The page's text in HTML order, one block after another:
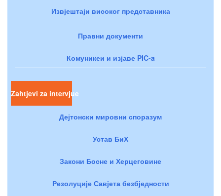
Извјештаји високог представника
Правни документи
Комуникеи и изјаве PIC-a
Zahtjevi za intervjue
Дејтонски мировни споразум
Устав БиХ
Закони Босне и Херцеговине
Резолуције Савјета безбједности